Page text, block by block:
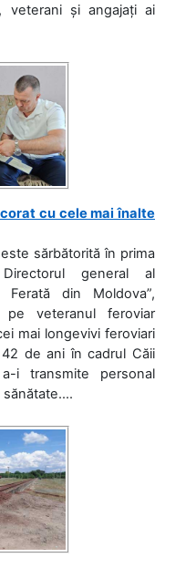
veterani și angajați ai
cu cele mai înalte
sărbătorită în prima
general al
din Moldova”,
veteranul feroviar
mai longevivi feroviari
de ani în cadrul Căii
i transmite personal